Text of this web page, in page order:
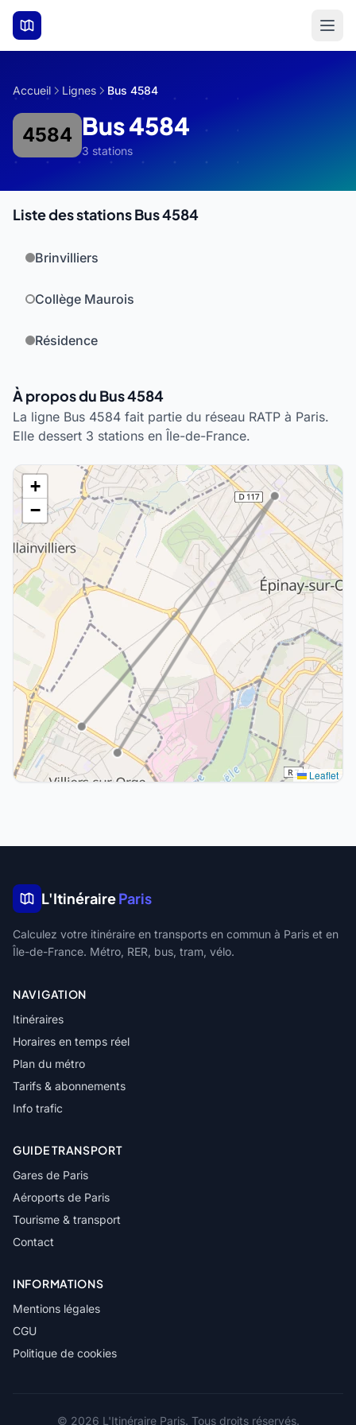
Aller au contenu principal
Accueil Lignes Bus 4584
4584 Bus 4584
3 stations
Liste des stations Bus 4584
Brinvilliers
Collège Maurois
Résidence
À propos du Bus 4584
La ligne Bus 4584 fait partie du réseau RATP à Paris.
Elle dessert 3 stations en Île-de-France.
+
−
Leaflet
L'ItinéraireParis
Calculez votre itinéraire en transports en commun à Paris et en
Île-de-France. Métro, RER, bus, tram, vélo.
NAVIGATION
Itinéraires
Horaires en temps réel
Plan du métro
Tarifs & abonnements
Info trafic
GUIDE TRANSPORT
Gares de Paris
Aéroports de Paris
Tourisme & transport
Contact
INFORMATIONS
Mentions légales
CGU
Politique de cookies
© 2026 L'Itinéraire Paris. Tous droits réservés.